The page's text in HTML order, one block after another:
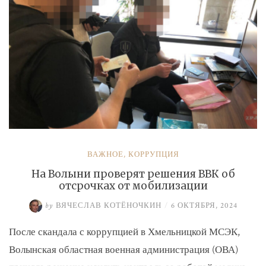
ВАЖНОЕ, КОРРУПЦИЯ
На Волыни проверят решения ВВК об
отсрочках от мобилизации
by ВЯЧЕСЛАВ КОТЁНОЧКИН / 6 ОКТЯБРЯ, 2024
После скандала с коррупцией в Хмельницкой МСЭК,
Волынская областная военная администрация (ОВА)